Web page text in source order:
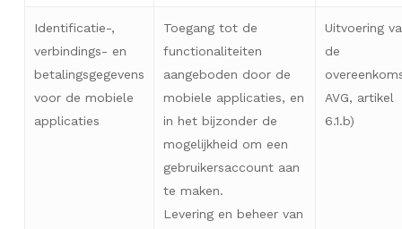
Identificatie-,
verbindings- en
betalingsgegevens
voor de mobiele
applicaties
Toegang tot de
functionaliteiten
aangeboden door de
mobiele applicaties, en
in het bijzonder de
mogelijkheid om een
gebruikersaccount aan
te maken.
Levering en beheer van
Uitvoering
de
AVG, artikel
6.1.b)